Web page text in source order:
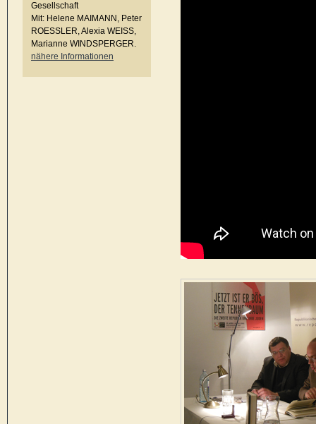
Gesellschaft
Mit: Helene MAIMANN, Peter
ROESSLER, Alexia WEISS,
Marianne WINDSPERGER.
nähere Informationen